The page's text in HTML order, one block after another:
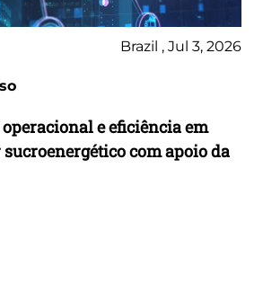
Brazil , Jul 3, 2026
e eficiência em
com apoio da